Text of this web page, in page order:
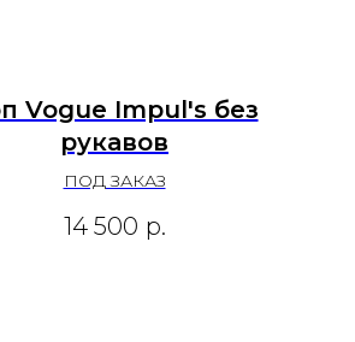
Vogue Impul's без
рукавов
ПОД ЗАКАЗ
14 500 р.